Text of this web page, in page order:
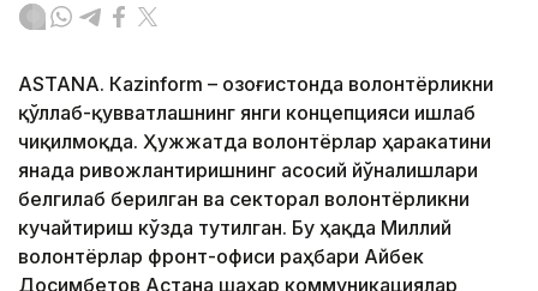
ASTANА. Кazinform – Қозоғистонда волонтёрликни
қўллаб-қувватлашнинг янги концепцияси ишлаб
чиқилмоқда. Ҳужжатда волонтёрлар ҳаракатини
янада ривожлантиришнинг асосий йўналишлари
белгилаб берилган ва секторал волонтёрликни
кучайтириш кўзда тутилган. Бу ҳақда Миллий
волонтёрлар фронт-офиси раҳбари Айбек
Досимбетов Астана шаҳар коммуникациялар